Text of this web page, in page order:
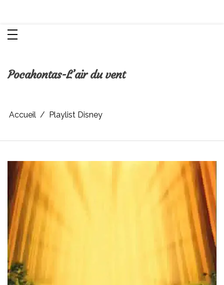
Pocahontas-L’air du vent
Accueil Playlist Disney